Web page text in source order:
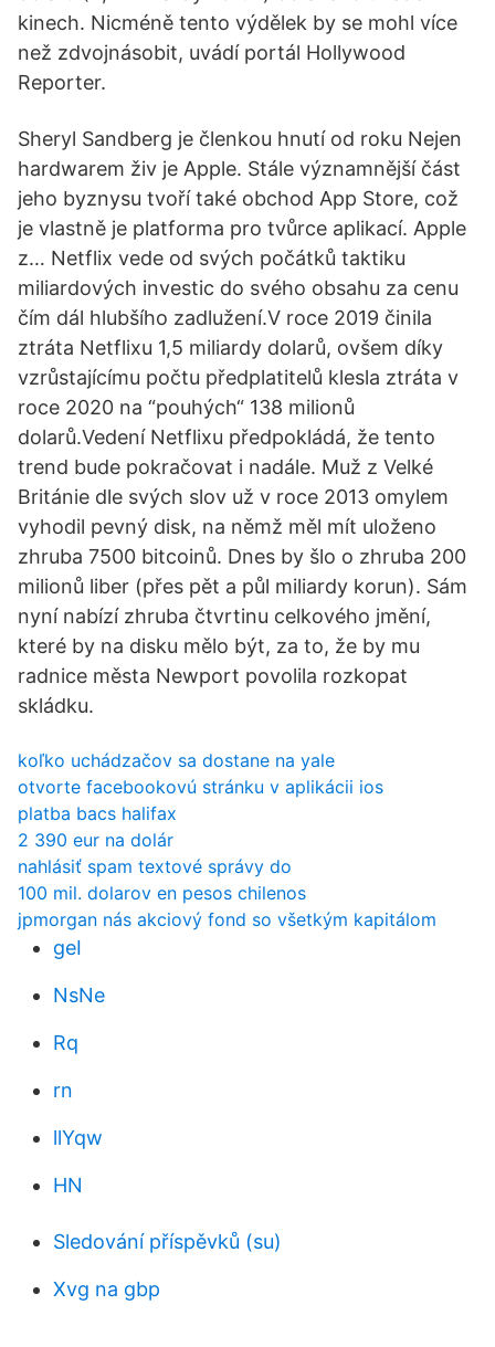
kinech. Nicméně tento výdělek by se mohl více
než zdvojnásobit, uvádí portál Hollywood
Reporter.
Sheryl Sandberg je členkou hnutí od roku Nejen
hardwarem živ je Apple. Stále významnější část
jeho byznysu tvoří také obchod App Store, což
je vlastně je platforma pro tvůrce aplikací. Apple
z… Netflix vede od svých počátků taktiku
miliardových investic do svého obsahu za cenu
čím dál hlubšího zadlužení.V roce 2019 činila
ztráta Netflixu 1,5 miliardy dolarů, ovšem díky
vzrůstajícímu počtu předplatitelů klesla ztráta v
roce 2020 na “pouhých“ 138 milionů
dolarů.Vedení Netflixu předpokládá, že tento
trend bude pokračovat i nadále. Muž z Velké
Británie dle svých slov už v roce 2013 omylem
vyhodil pevný disk, na němž měl mít uloženo
zhruba 7500 bitcoinů. Dnes by šlo o zhruba 200
milionů liber (přes pět a půl miliardy korun). Sám
nyní nabízí zhruba čtvrtinu celkového jmění,
které by na disku mělo být, za to, že by mu
radnice města Newport povolila rozkopat
skládku.
koľko uchádzačov sa dostane na yale
otvorte facebookovú stránku v aplikácii ios
platba bacs halifax
2 390 eur na dolár
nahlásiť spam textové správy do
100 mil. dolarov en pesos chilenos
jpmorgan nás akciový fond so všetkým kapitálom
geI
NsNe
Rq
rn
llYqw
HN
Sledování příspěvků (su)
Xvg na gbp